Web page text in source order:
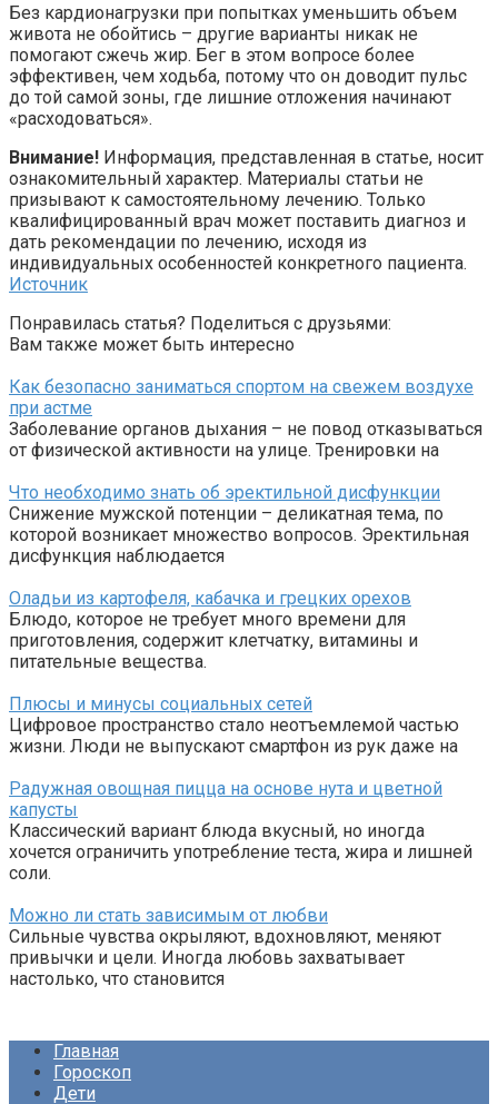
Без кардионагрузки при попытках уменьшить объем
живота не обойтись – другие варианты никак не
помогают сжечь жир. Бег в этом вопросе более
эффективен, чем ходьба, потому что он доводит пульс
до той самой зоны, где лишние отложения начинают
«расходоваться».
Внимание! Информация, представленная в статье, носит
ознакомительный характер. Материалы статьи не
призывают к самостоятельному лечению. Только
квалифицированный врач может поставить диагноз и
дать рекомендации по лечению, исходя из
индивидуальных особенностей конкретного пациента.
Источник
Понравилась статья? Поделиться с друзьями:
Вам также может быть интересно
Как безопасно заниматься спортом на свежем воздухе
при астме
Заболевание органов дыхания – не повод отказываться
от физической активности на улице. Тренировки на
Что необходимо знать об эректильной дисфункции
Снижение мужской потенции – деликатная тема, по
которой возникает множество вопросов. Эректильная
дисфункция наблюдается
Оладьи из картофеля, кабачка и грецких орехов
Блюдо, которое не требует много времени для
приготовления, содержит клетчатку, витамины и
питательные вещества.
Плюсы и минусы социальных сетей
Цифровое пространство стало неотъемлемой частью
жизни. Люди не выпускают смартфон из рук даже на
Радужная овощная пицца на основе нута и цветной
капусты
Классический вариант блюда вкусный, но иногда
хочется ограничить употребление теста, жира и лишней
соли.
Можно ли стать зависимым от любви
Сильные чувства окрыляют, вдохновляют, меняют
привычки и цели. Иногда любовь захватывает
настолько, что становится
Главная
Гороскоп
Дети